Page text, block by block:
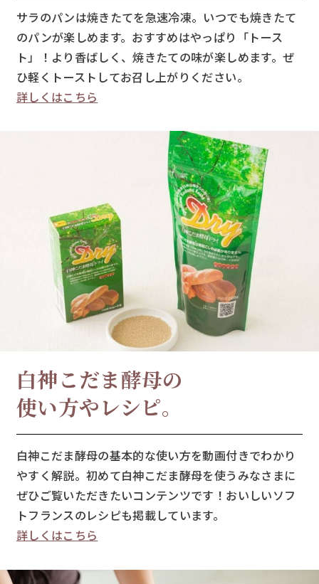
サラのパンは焼きたてを急速冷凍。いつでも焼きたて
のパンが楽しめます。おすすめはやっぱり「トース
ト」！より香ばしく、焼きたての味が楽しめます。ぜ
ひ軽くトーストしてお召し上がりください。
詳しくはこちら
白神こだま酵母の
使い方やレシピ。
白神こだま酵母の基本的な使い方を動画付きでわかり
やすく解説。初めて白神こだま酵母を使うみなさまに
ぜひご覧いただきたいコンテンツです！おいしいソフ
トフランスのレシピも掲載しています。
詳しくはこちら